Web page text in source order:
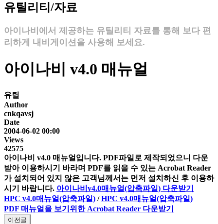
유틸리티/자료
아이나비에서 제공하는 유틸리티 자료를 통해 보다 편
리하게 내비게이션을 사용해 보세요.
아이나비 v4.0 매뉴얼
유틸
Author
cnkqavsj
Date
2004-06-02 00:00
Views
42575
아이나비 v4.0 매뉴얼입니다. PDF파일로 제작되었으니 다운
받아 이용하시기 바라며 PDF를 읽을 수 있는 Acrobat Reader
가 설치되어 있지 않은 고객님께서는 먼저 설치하신 후 이용하
시기 바랍니다. 아이나비v4.0매뉴얼(압축파일) 다운받기
HPC v4.0매뉴얼(압축파일) /HPC v4.0매뉴얼(압축파일)
PDF 매뉴얼을 보기위한 Acrobat Reader 다운받기
이전글